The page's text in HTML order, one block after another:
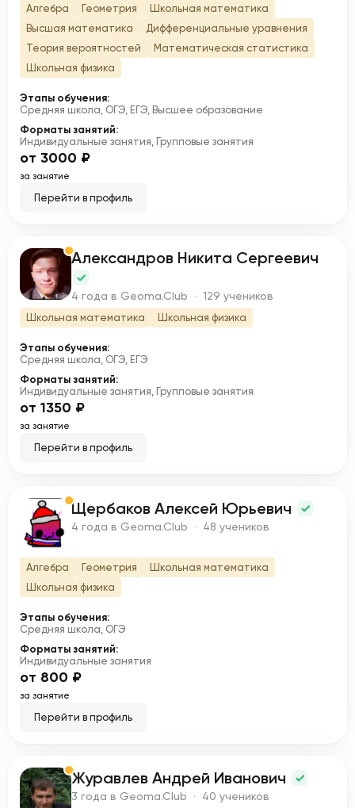
Алгебра Геометрия
Школьная математика
Высшая математика
Дифференциальные уравнения
Теория вероятностей
Математическая статистика
Школьная физика
Этапы обучения:
Средняя школа, ОГЭ, ЕГЭ, Высшее образование
Форматы занятий:
Индивидуальные занятия, Групповые занятия
от 3000 ₽
за занятие
Перейти в профиль
А Александров Никита Сергеевич
4 года в Geoma.Club · 129 учеников
Школьная математика Школьная физика
Этапы обучения:
Средняя школа, ОГЭ, ЕГЭ
Форматы занятий:
Индивидуальные занятия, Групповые занятия
от 1350 ₽
за занятие
Перейти в профиль
Щ Щербаков Алексей Юрьевич
4 года в Geoma.Club · 48 учеников
Алгебра Геометрия
Школьная математика
Школьная физика
Этапы обучения:
Средняя школа, ОГЭ
Форматы занятий:
Индивидуальные занятия
от 800 ₽
за занятие
Перейти в профиль
Ж Журавлев Андрей Иванович
3 года в Geoma.Club · 40 учеников